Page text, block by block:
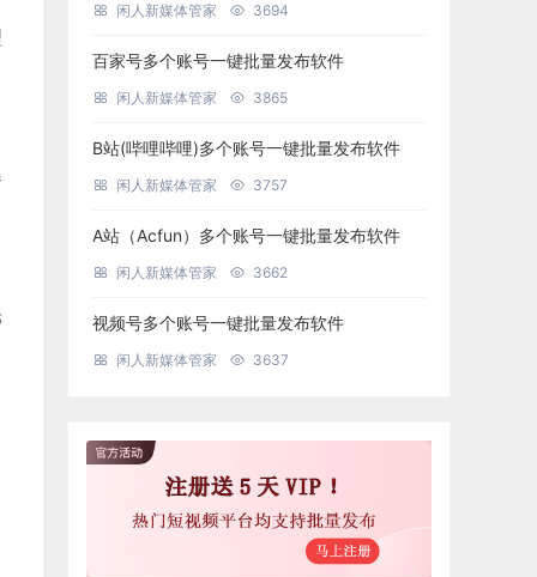
闲人新媒体管家 3694
百家号多个账号一键批量发布软件
闲人新媒体管家 3865
B站(哔哩哔哩)多个账号一键批量发布软件
闲人新媒体管家 3757
A站（Acfun）多个账号一键批量发布软件
闲人新媒体管家 3662
视频号多个账号一键批量发布软件
闲人新媒体管家 3637